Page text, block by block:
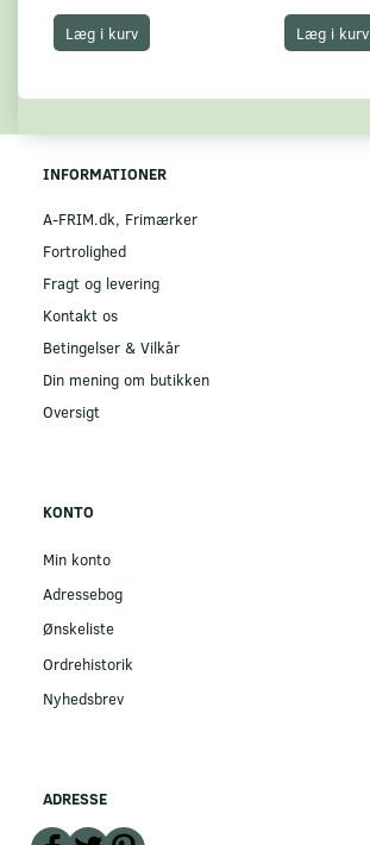
Læg i kurv Læg i kurv
INFORMATIONER
A-FRIM.dk, Frimærker
Fortrolighed
Fragt og levering
Kontakt os
Betingelser & Vilkår
Din mening om butikken
Oversigt
KONTO
Min konto
Adressebog
Ønskeliste
Ordrehistorik
Nyhedsbrev
ADRESSE